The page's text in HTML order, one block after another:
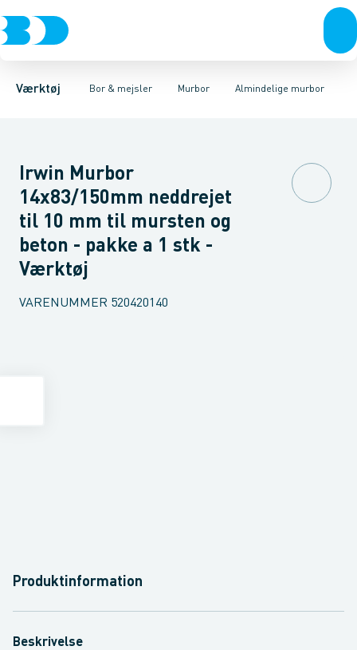
Værktøj Bor & mejsler
Akku- & elværktøj HåndværktøjRørværktøjBits & toppeBor
Murbor
MurborHammerborMetalborHulbor DiamantborTræbor
Almindelige murbor
Almindelige murborCordless murbor Ekstra hårdføre
Irwin Murbor
14x83/150mm neddrejet
til 10 mm til mursten og
beton - pakke a 1 stk -
Værktøj
VARENUMMER 520420140
Produktinformation
Beskrivelse